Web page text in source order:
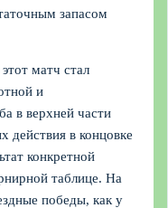
запасом
матч стал
и
в верхней части
действия в концовке
конкретной
таблице. На
победы, как у